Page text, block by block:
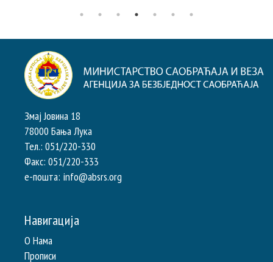
Змај Јовина 18
78000 Бања Лука
Тел.: 051/220-330
Факс: 051/220-333
e-пошта: info@absrs.org
Навигација
О Нама
Прописи